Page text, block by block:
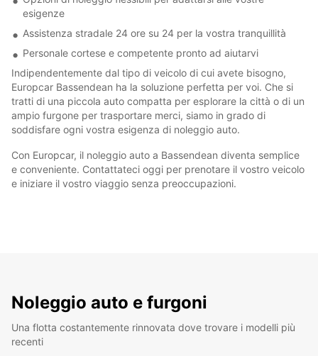
esigenze
Assistenza stradale 24 ore su 24 per la vostra tranquillità
Personale cortese e competente pronto ad aiutarvi
Indipendentemente dal tipo di veicolo di cui avete bisogno,
Europcar Bassendean ha la soluzione perfetta per voi. Che si
tratti di una piccola auto compatta per esplorare la città o di un
ampio furgone per trasportare merci, siamo in grado di
soddisfare ogni vostra esigenza di noleggio auto.
Con Europcar, il noleggio auto a Bassendean diventa semplice
e conveniente. Contattateci oggi per prenotare il vostro veicolo
e iniziare il vostro viaggio senza preoccupazioni.
Noleggio auto e furgoni
Una flotta costantemente rinnovata dove trovare i modelli più
recenti